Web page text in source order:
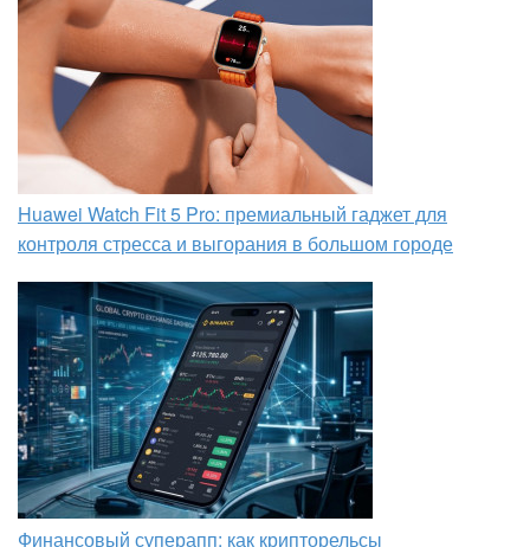
Huawei Watch Fit 5 Pro: премиальный гаджет для
контроля стресса и выгорания в большом городе
Финансовый суперапп: как крипторельсы